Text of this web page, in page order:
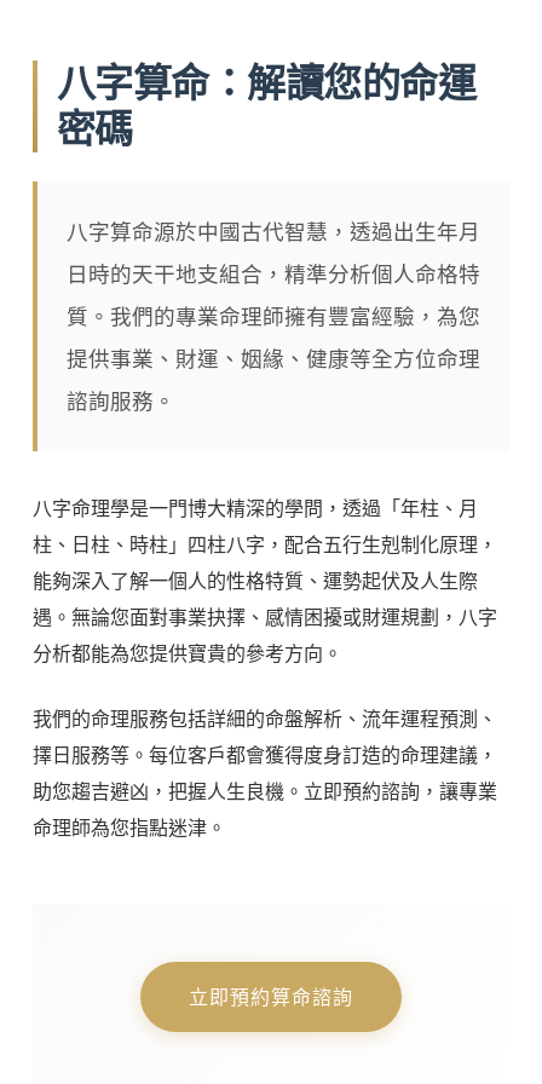
八字算命：解讀您的命運
密碼
八字算命源於中國古代智慧，透過出生年月
日時的天干地支組合，精準分析個人命格特
質。我們的專業命理師擁有豐富經驗，為您
提供事業、財運、姻緣、健康等全方位命理
諮詢服務。
八字命理學是一門博大精深的學問，透過「年柱、月
柱、日柱、時柱」四柱八字，配合五行生剋制化原理，
能夠深入了解一個人的性格特質、運勢起伏及人生際
遇。無論您面對事業抉擇、感情困擾或財運規劃，八字
分析都能為您提供寶貴的參考方向。
我們的命理服務包括詳細的命盤解析、流年運程預測、
擇日服務等。每位客戶都會獲得度身訂造的命理建議，
助您趨吉避凶，把握人生良機。立即預約諮詢，讓專業
命理師為您指點迷津。
立即預約算命諮詢